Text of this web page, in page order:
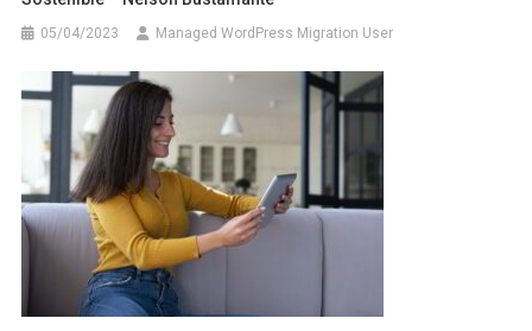
05/04/2023 Managed WordPress Migration User